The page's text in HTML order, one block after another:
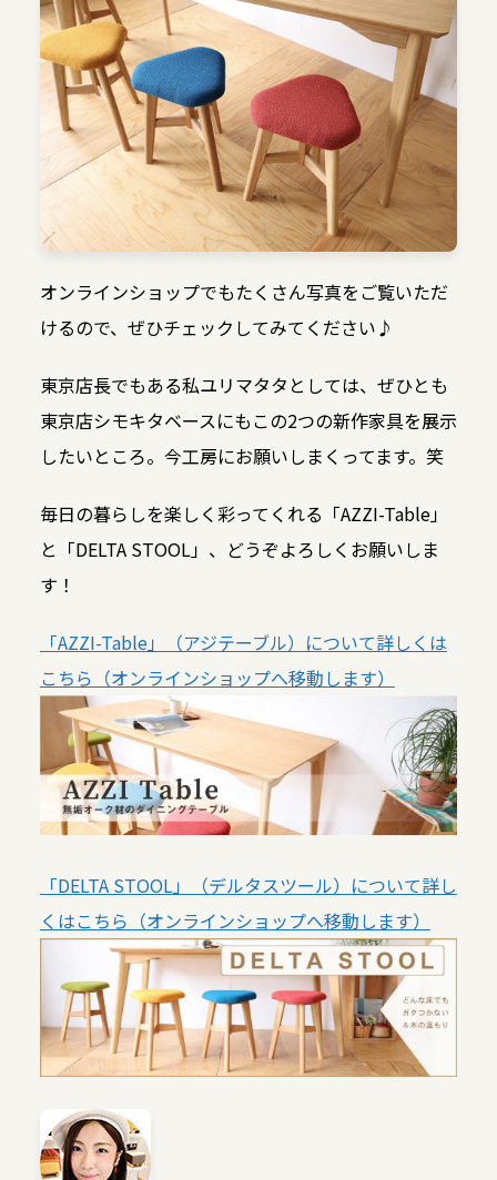
オンラインショップでもたくさん写真をご覧いただ
けるので、ぜひチェックしてみてください♪
東京店長でもある私ユリマタタとしては、ぜひとも
東京店シモキタベースにもこの2つの新作家具を展示
したいところ。今工房にお願いしまくってます。笑
毎日の暮らしを楽しく彩ってくれる「AZZI-Table」
と「DELTA STOOL」、どうぞよろしくお願いしま
す！
「AZZI-Table」（アジテーブル）について詳しくは
こちら（オンラインショップへ移動します）
「DELTA STOOL」（デルタスツール）について詳し
くはこちら（オンラインショップへ移動します）